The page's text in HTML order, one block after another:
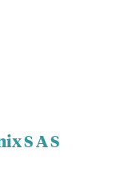
S A S